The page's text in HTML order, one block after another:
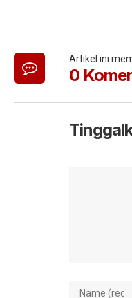
Artikel ini
0